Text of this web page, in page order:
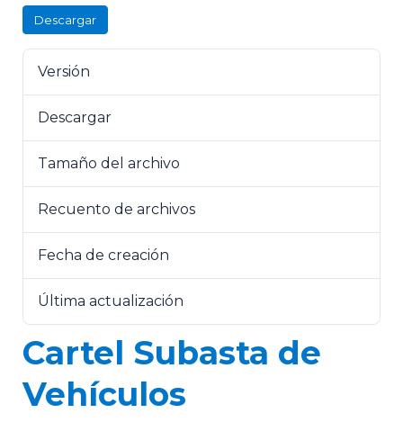
Descargar
Versión
Descargar
Tamaño del archivo
Recuento de archivos
Fecha de creación
Última actualización
Cartel Subasta de
Vehículos